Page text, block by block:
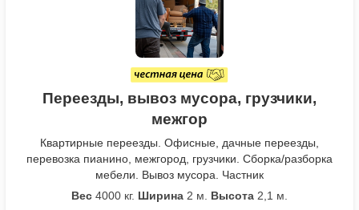
Переезды, вывоз мусора, грузчики,
межгор
Квартирные переезды. Офисные, дачные переезды,
перевозка пианино, межгород, грузчики. Сборка/разборка
мебели. Вывоз мусора. Частник
Вес 4000 кг. Ширина 2 м. Высота 2,1 м.